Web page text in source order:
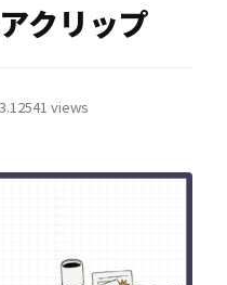
クリップ
541 views